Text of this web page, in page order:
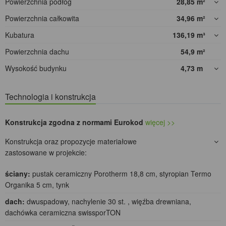
Powierzchnia całkowita
34,96 m²
Kubatura
136,19 m³
Powierzchnia dachu
54,9 m²
Wysokość budynku
4,73 m
Technologia i konstrukcja
Konstrukcja zgodna z normami Eurokod więcej >>
Konstrukcja oraz propozycje materiałowe
zastosowane w projekcie:
ściany: pustak ceramiczny Porotherm 18,8 cm, styropian Termo
Organika 5 cm, tynk
dach: dwuspadowy, nachylenie 30 st. , więźba drewniana,
dachówka ceramiczna swissporTON